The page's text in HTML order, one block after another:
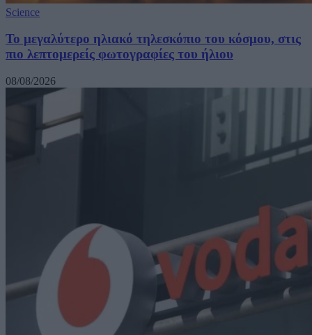
Science
Το μεγαλύτερο ηλιακό τηλεσκόπιο του κόσμου, στις
πιο λεπτομερείς φωτογραφίες του ήλιου
08/08/2026